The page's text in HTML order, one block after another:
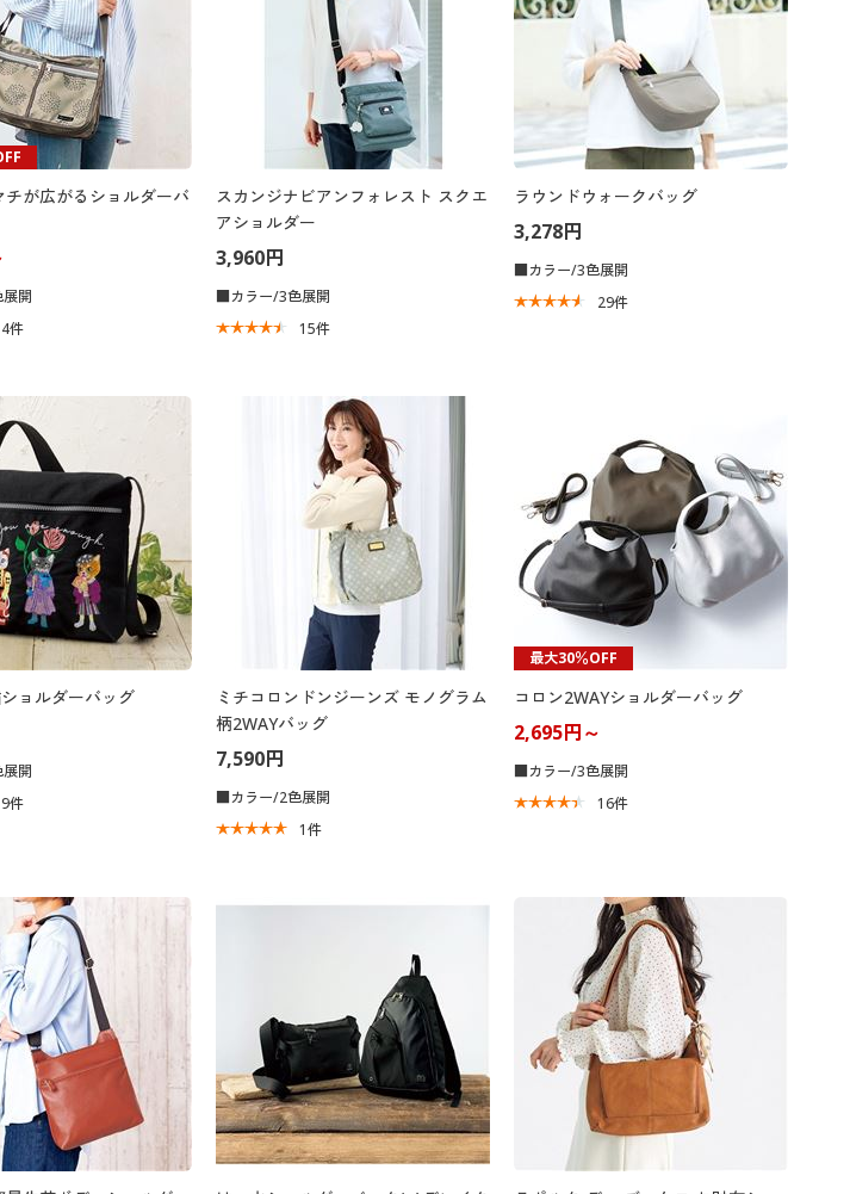
チが広がるショルダーバ
開
4件
スカンジナビアンフォレスト スクエ
アショルダー
3,960円
■カラー/3色展開
15件
ラウンドウォークバッグ
3,278円
■カラー/3色展開
29件
ョルダーバッグ
開
9件
ミチコロンドンジーンズ モノグラム
柄2WAYバッグ
7,590円
■カラー/2色展開
1件
最大30％OFF
コロン2WAYショルダーバッグ
2,695円～
■カラー/3色展開
16件